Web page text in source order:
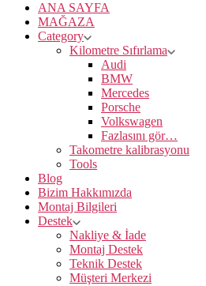
ANA SAYFA
MAĞAZA
Category
Kilometre Sıfırlama
Audi
BMW
Mercedes
Porsche
Volkswagen
Fazlasını gör…
Takometre kalibrasyonu
Tools
Blog
Bizim Hakkımızda
Montaj Bilgileri
Destek
Nakliye & İade
Montaj Destek
Teknik Destek
Müşteri Merkezi